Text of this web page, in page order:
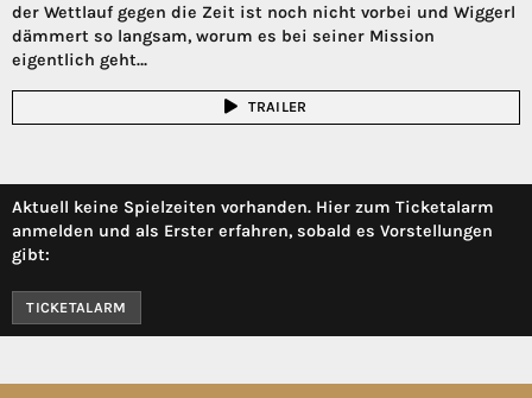
der Wettlauf gegen die Zeit ist noch nicht vorbei und Wiggerl
dämmert so langsam, worum es bei seiner Mission
eigentlich geht…
TRAILER
Aktuell keine Spielzeiten vorhanden. Hier zum Ticketalarm
anmelden und als Erster erfahren, sobald es Vorstellungen
gibt:
TICKETALARM